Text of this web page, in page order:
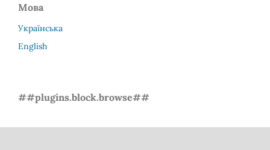
Мова
Українська
English
##plugins.block.browse##